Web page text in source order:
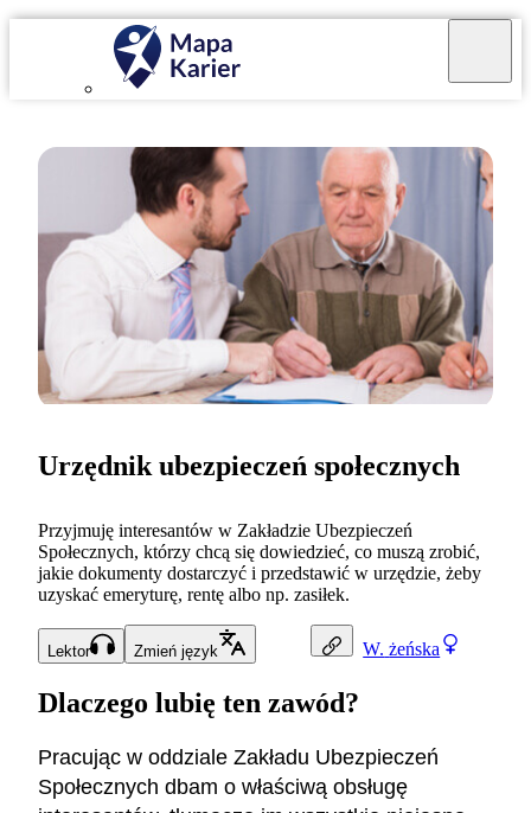
W. żeńska
Urzędnik ubezpieczeń społecznych
Przyjmuję interesantów w Zakładzie Ubezpieczeń
Społecznych, którzy chcą się dowiedzieć, co muszą zrobić,
jakie dokumenty dostarczyć i przedstawić w urzędzie, żeby
uzyskać emeryturę, rentę albo np. zasiłek.
Lektor Zmień język
Dlaczego lubię ten zawód?
Pracując w oddziale Zakładu Ubezpieczeń
Społecznych dbam o właściwą obsługę